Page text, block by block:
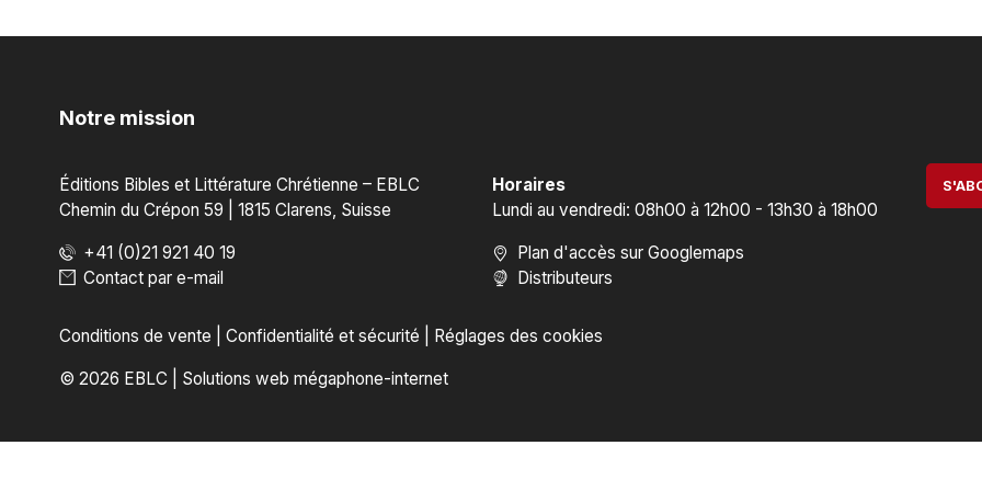
Notre mission
Éditions Bibles et Littérature Chrétienne – EBLC
Chemin du Crépon 59 | 1815 Clarens, Suisse
+41 (0)21 921 40 19
Contact par e-mail
Horaires
Lundi au vendredi: 08h00 à 12h00 - 13h30 à 18h00
Plan d'accès sur Googlemaps
Distributeurs
Conditions de vente Confidentialité et sécurité Réglages des cookies
© 2026 EBLC Solutions web mégaphone-internet